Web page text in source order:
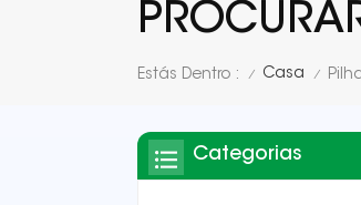
Estás Dentro : / Casa /
Categorias